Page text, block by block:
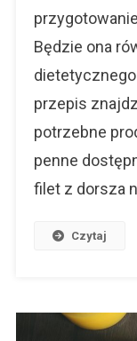
Będzie ona
przepis
potrzebne
penne
filet z dorsza
Czytaj